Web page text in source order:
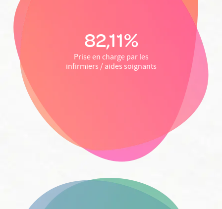
82,11%
Prise en charge par les
infirmiers / aides soignants